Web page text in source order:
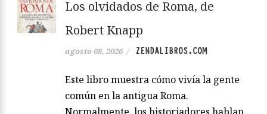
Los olvidados de Roma, de
Robert Knapp
agosto 08, 2026 / ZENDALIBROS.COM
Este libro muestra cómo vivía la gente
común en la antigua Roma.